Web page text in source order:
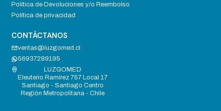
Política de Devoluciones y/o Reembolso
Política de privacidad
CONTÁCTANOS
ventas@luzgomed.cl
56937289195
LUZGOMED
Eleuterio Ramirez 757 Local 17
Santiago - Santiago Centro
Región Metropolitana - Chile